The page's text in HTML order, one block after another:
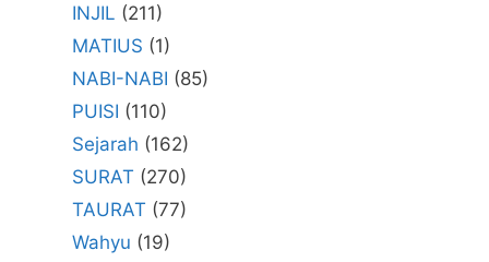
INJIL (211)
MATIUS (1)
NABI-NABI (85)
PUISI (110)
Sejarah (162)
SURAT (270)
TAURAT (77)
Wahyu (19)